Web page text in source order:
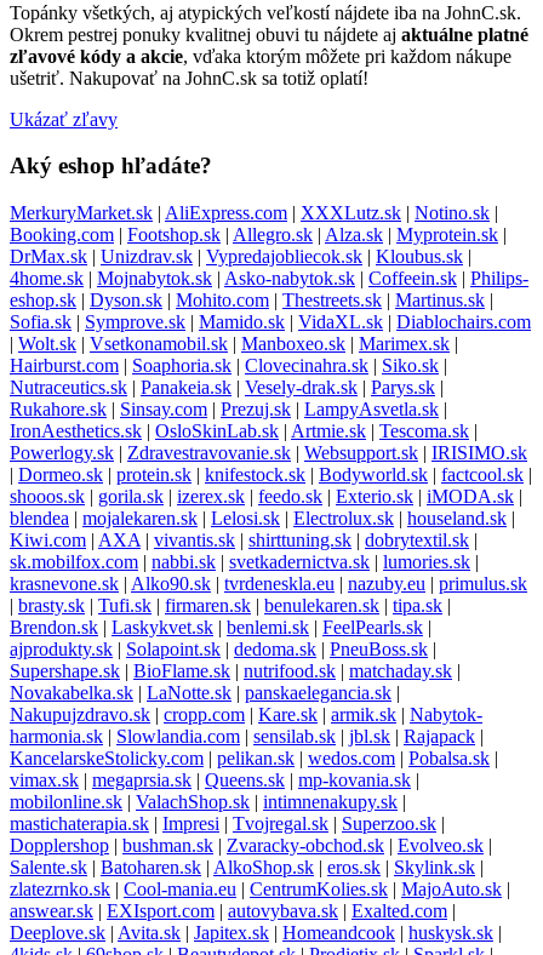
Topánky všetkých, aj atypických veľkostí nájdete iba na JohnC.sk.
Okrem pestrej ponuky kvalitnej obuvi tu nájdete aj aktuálne platné
zľavové kódy a akcie, vďaka ktorým môžete pri každom nákupe
ušetriť. Nakupovať na JohnC.sk sa totiž oplatí!
Ukázať zľavy
Aký eshop hľadáte?
MerkuryMarket.sk | AliExpress.com | XXXLutz.sk | Notino.sk |
Booking.com | Footshop.sk | Allegro.sk | Alza.sk | Myprotein.sk |
DrMax.sk | Unizdrav.sk | Vypredajobliecok.sk | Kloubus.sk |
4home.sk | Mojnabytok.sk | Asko-nabytok.sk | Coffeein.sk | Philips-
eshop.sk | Dyson.sk | Mohito.com | Thestreets.sk | Martinus.sk |
Sofia.sk | Symprove.sk | Mamido.sk | VidaXL.sk | Diablochairs.com
| Wolt.sk | Vsetkonamobil.sk | Manboxeo.sk | Marimex.sk |
Hairburst.com | Soaphoria.sk | Clovecinahra.sk | Siko.sk |
Nutraceutics.sk | Panakeia.sk | Vesely-drak.sk | Parys.sk |
Rukahore.sk | Sinsay.com | Prezuj.sk | LampyAsvetla.sk |
IronAesthetics.sk | OsloSkinLab.sk | Artmie.sk | Tescoma.sk |
Powerlogy.sk | Zdravestravovanie.sk | Websupport.sk | IRISIMO.sk
| Dormeo.sk | protein.sk | knifestock.sk | Bodyworld.sk | factcool.sk |
shooos.sk | gorila.sk | izerex.sk | feedo.sk | Exterio.sk | iMODA.sk |
blendea | mojalekaren.sk | Lelosi.sk | Electrolux.sk | houseland.sk |
Kiwi.com | AXA | vivantis.sk | shirttuning.sk | dobrytextil.sk |
sk.mobilfox.com | nabbi.sk | svetkadernictva.sk | lumories.sk |
krasnevone.sk | Alko90.sk | tvrdeneskla.eu | nazuby.eu | primulus.sk
| brasty.sk | Tufi.sk | firmaren.sk | benulekaren.sk | tipa.sk |
Brendon.sk | Laskykvet.sk | benlemi.sk | FeelPearls.sk |
ajprodukty.sk | Solapoint.sk | dedoma.sk | PneuBoss.sk |
Supershape.sk | BioFlame.sk | nutrifood.sk | matchaday.sk |
Novakabelka.sk | LaNotte.sk | panskaelegancia.sk |
Nakupujzdravo.sk | cropp.com | Kare.sk | armik.sk | Nabytok-
harmonia.sk | Slowlandia.com | sensilab.sk | jbl.sk | Rajapack |
KancelarskeStolicky.com | pelikan.sk | wedos.com | Pobalsa.sk |
vimax.sk | megaprsia.sk | Queens.sk | mp-kovania.sk |
mobilonline.sk | ValachShop.sk | intimnenakupy.sk |
mastichaterapia.sk | Impresi | Tvojregal.sk | Superzoo.sk |
Dopplershop | bushman.sk | Zvaracky-obchod.sk | Evolveo.sk |
Salente.sk | Batoharen.sk | AlkoShop.sk | eros.sk | Skylink.sk |
zlatezrnko.sk | Cool-mania.eu | CentrumKolies.sk | MajoAuto.sk |
answear.sk | EXIsport.com | autovybava.sk | Exalted.com |
Deeplove.sk | Avita.sk | Japitex.sk | Homeandcook | huskysk.sk |